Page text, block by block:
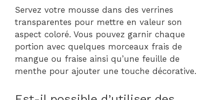
Servez votre mousse dans des verrines
transparentes pour mettre en valeur son
aspect coloré. Vous pouvez garnir chaque
portion avec quelques morceaux frais de
mangue ou fraise ainsi qu’une feuille de
menthe pour ajouter une touche décorative.